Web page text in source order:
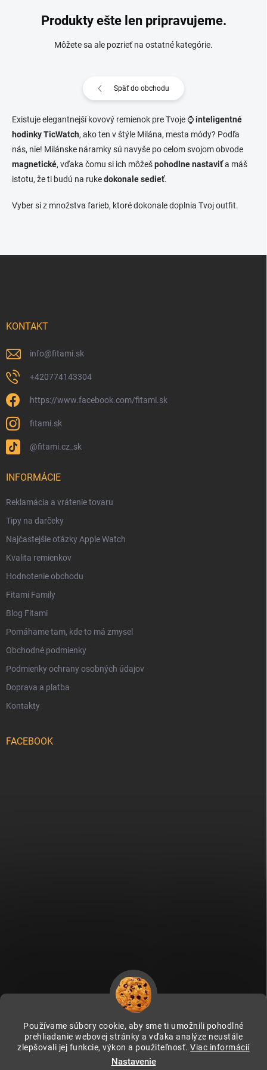
Používame súbory cookie, aby sme ti umožnili pohodlné
prehliadanie webovej stránky a vďaka analýze neustále
zlepšovali jej funkcie, výkon a použiteľnosť.Viac informácií
Nastavenie
Produkty ešte len pripravujeme.
Môžete sa ale pozrieť na ostatné kategórie.
Späť do obchodu
Existuje elegantnejší kovový remienok pre Tvoje ⌚inteligentné
hodinky TicWatch, ako ten v štýle Milána, mesta módy? Podľa
nás, nie! Milánske náramky sú navyše po celom svojom obvode
magnetické, vďaka čomu si ich môžešpohodlne nastaviťa máš
istotu, že ti budú na rukedokonale sedieť.
Vyber si z množstva farieb, ktoré dokonale doplnia Tvoj outfit.
KONTAKT
info@fitami.sk
+420774143304
https://www.facebook.com/fitami.sk
fitami.sk
@fitami.cz_sk
INFORMÁCIE
Reklamácia a vrátenie tovaru
Tipy na darčeky
Najčastejšie otázky Apple Watch
Kvalita remienkov
Hodnotenie obchodu
Fitami Family
Blog Fitami
Pomáhame tam, kde to má zmysel
Obchodné podmienky
Podmienky ochrany osobných údajov
Doprava a platba
Kontakty
FACEBOOK
Fitami.cz Fitami.hu